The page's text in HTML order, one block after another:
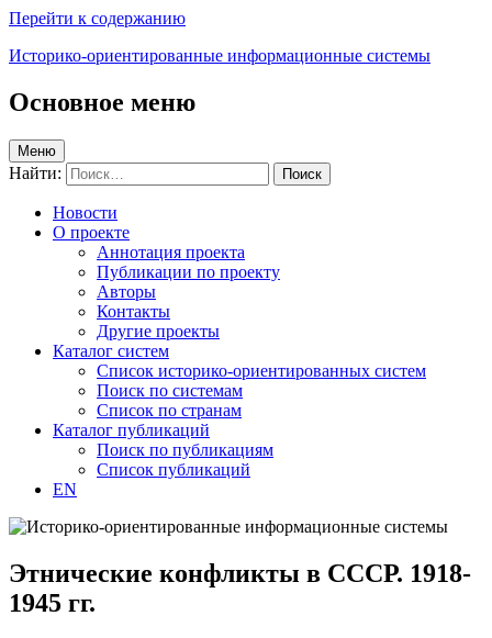
Перейти к содержанию
Историко-ориентированные информационные системы
Основное меню
Меню
Найти:
Новости
О проекте
Аннотация проекта
Публикации по проекту
Авторы
Контакты
Другие проекты
Каталог систем
Список историко-ориентированных систем
Поиск по системам
Список по странам
Каталог публикаций
Поиск по публикациям
Список публикаций
EN
Этнические конфликты в СССР. 1918-
1945 гг.